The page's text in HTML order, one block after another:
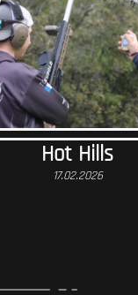
Hot Hills
17.02.2026